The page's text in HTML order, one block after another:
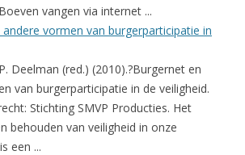
vangen via internet ...
vormen van burgerparticipatie in
Deelman (red.) (2010).?Burgernet en
van burgerparticipatie in de veiligheid.
Stichting SMVP Producties. Het
behouden van veiligheid in onze
een ...